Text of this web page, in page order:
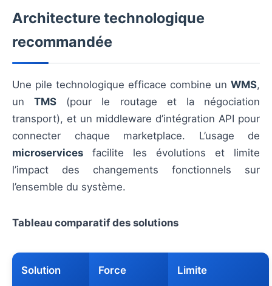
Architecture technologique
recommandée
Une pile technologique efficace combine un WMS,
unTMS (pour le routage et la négociation
transport), et un middleware d’intégration API pour
connecter chaque marketplace. L’usage de
microservices facilite les évolutions et limite
l’impact des changements fonctionnels sur
l’ensemble du système.
Tableau comparatif des solutions
Solution Force Limite